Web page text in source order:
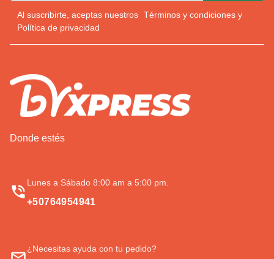
Al suscribirte, aceptas nuestros Términos y condiciones y
Política de privacidad
Donde estés
Lunes a Sábado 8:00 am a 5:00 pm.
+50764954941
¿Necesitas ayuda con tu pedido?